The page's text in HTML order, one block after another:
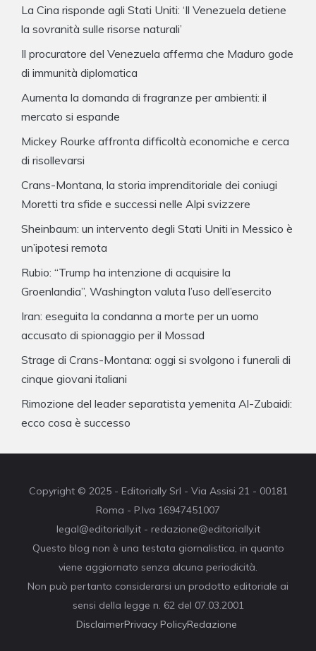
La Cina risponde agli Stati Uniti: ‘Il Venezuela detiene
la sovranità sulle risorse naturali’
Il procuratore del Venezuela afferma che Maduro gode
di immunità diplomatica
Aumenta la domanda di fragranze per ambienti: il
mercato si espande
Mickey Rourke affronta difficoltà economiche e cerca
di risollevarsi
Crans-Montana, la storia imprenditoriale dei coniugi
Moretti tra sfide e successi nelle Alpi svizzere
Sheinbaum: un intervento degli Stati Uniti in Messico è
un’ipotesi remota
Rubio: “Trump ha intenzione di acquisire la
Groenlandia”, Washington valuta l’uso dell’esercito
Iran: eseguita la condanna a morte per un uomo
accusato di spionaggio per il Mossad
Strage di Crans-Montana: oggi si svolgono i funerali di
cinque giovani italiani
Rimozione del leader separatista yemenita Al-Zubaidi:
ecco cosa è successo
Copyright © 2025 - Editorially Srl - Via Assisi 21 - 00181
Roma - P.Iva 16947451007
legal@editorially.it - redazione@editorially.it
Questo blog non è una testata giornalistica, in quanto
viene aggiornato senza alcuna periodicità.
Non può pertanto considerarsi un prodotto editoriale ai
sensi della legge n. 62 del 07.03.2001
DisclaimerPrivacy PolicyRedazione